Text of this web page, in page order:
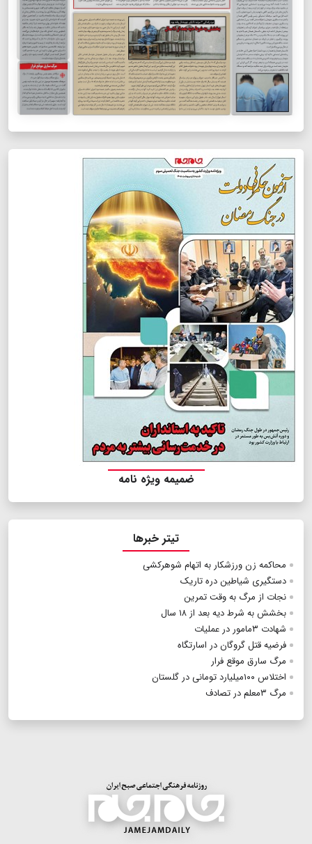
ضمیمه ویژه نامه
تیتر خبرها
محاکمه زن ورزشکار به اتهام شوهرکشی
دستگیری شیاطین دره تاریک
نجات از مرگ به وقت تمرین
بخشش به شرط دیه بعد از ۱۸ سال
شهادت ۳مامور در عملیات
فرضیه قتل گروگان در اسارتگاه
مرگ سارق موقع فرار
اختلاس ۱۰۰‌میلیارد تومانی در گلستان
مرگ ۳معلم در تصادف